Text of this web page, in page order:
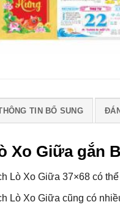
TIN BỔ SUNG
Xo Giữa gắn
Lò Xo Giữa 37×68 có
Lò Xo Giữa cũng có